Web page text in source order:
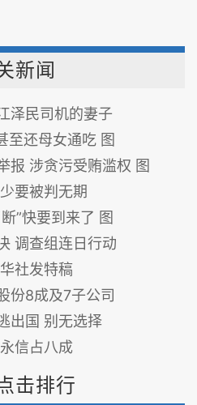
新闻
泽民司机的妻子
至还母女通吃 图
报 涉贪污受贿滥权 图
要被判无期
”快要到来了 图
调查组连日行动
社发特稿
份8成及7子公司
出国 别无选择
信占八成
击排行